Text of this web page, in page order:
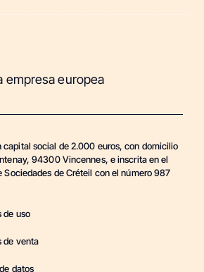
empresa europea
capital social de 2.000 euros, con domicilio
94300 Vincennes, e inscrita en el
Sociedades de Créteil con el número 987
de uso
de venta
datos